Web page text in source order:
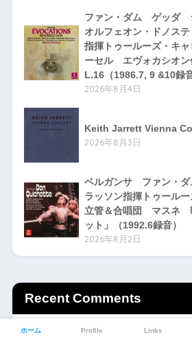
ファン・ダム ゲッダ
オルフェオン・ドノス
指揮トゥールーズ・キ
ーセル エヴォカシオン
L.16（1986.7, 9 &10録
2026年8月4日
Keith Jarrett Vienna
2026年8月3日
ベルガンサ ファン・
ラッソン指揮トゥール
立管＆合唱団 マスネ
ット」（1992.6録音）
2026年8月2日
Recent Comments
シュターダー テッパー ヘフリガー フ
ホーム Profile Links